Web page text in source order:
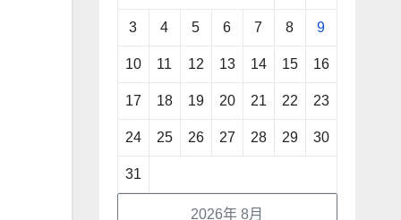
2026年 8月
3 4 5 6 7 8 9
10 11 12 13 14 15 16
17 18 19 20 21 22 23
24 25 26 27 28 29 30
31